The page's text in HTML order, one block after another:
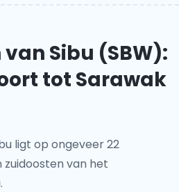
Sibu (SBW):
tot Sarawak
ligt op ongeveer 22
zuidoosten van het